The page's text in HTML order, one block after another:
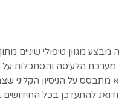
מגוון טיפולי שיניים
הלעיסה והסתכלות
על הניסיון הקליני
ודואג להתעדכן בכל